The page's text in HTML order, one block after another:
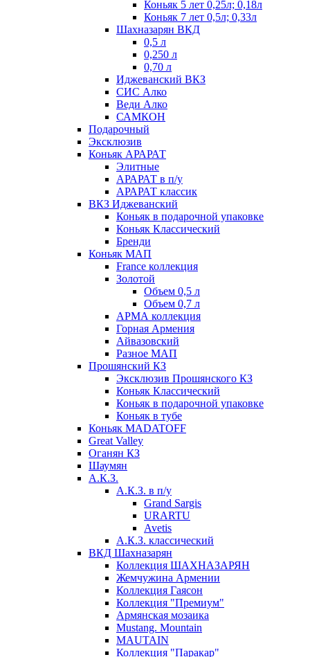
Коньяк 5 лет 0,25л; 0,18л
Коньяк 7 лет 0,5л; 0,33л
Шахназарян ВКД
0,5 л
0,250 л
0,70 л
Иджеванский ВКЗ
СИС Алко
Веди Алко
САМКОН
Подарочный
Эксклюзив
Коньяк АРАРАТ
Элитные
АРАРАТ в п/у
АРАРАТ классик
ВКЗ Иджеванский
Коньяк в подарочной упаковке
Коньяк Классический
Бренди
Коньяк МАП
France коллекция
Золотой
Объем 0,5 л
Объем 0,7 л
АРМА коллекция
Горная Армения
Айвазовский
Разное МАП
Прошянский КЗ
Эксклюзив Прошянского КЗ
Коньяк Классический
Коньяк в подарочной упаковке
Коньяк в тубе
Коньяк MADATOFF
Great Valley
Оганян КЗ
Шаумян
А.К.З.
А.К.З. в п/у
Grand Sargis
URARTU
Avetis
А.К.З. классический
ВКД Шахназарян
Коллекция ШАХНАЗАРЯН
Жемчужина Армении
Коллекция Гаясон
Коллекция "Премиум"
Армянская мозаика
Mustang. Mountain
MAUTAIN
Коллекция "Паракар"